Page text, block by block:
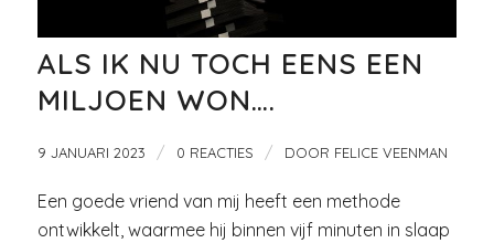
ALS IK NU TOCH EENS EEN
MILJOEN WON….
9 JANUARI 2023 / 0 REACTIES / DOOR FELICE VEENMAN
Een goede vriend van mij heeft een methode
ontwikkelt, waarmee hij binnen vijf minuten in slaap